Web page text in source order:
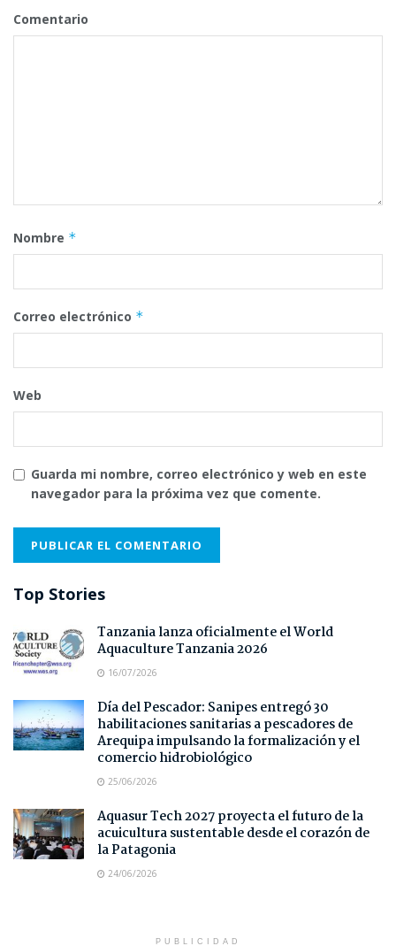
Comentario
Nombre *
Correo electrónico *
Web
Guarda mi nombre, correo electrónico y web en este
navegador para la próxima vez que comente.
Top Stories
Tanzania lanza oficialmente el World
Aquaculture Tanzania 2026
16/07/2026
Día del Pescador: Sanipes entregó 30
habilitaciones sanitarias a pescadores de
Arequipa impulsando la formalización y el
comercio hidrobiológico
25/06/2026
Aquasur Tech 2027 proyecta el futuro de la
acuicultura sustentable desde el corazón de
la Patagonia
24/06/2026
PUBLICIDAD